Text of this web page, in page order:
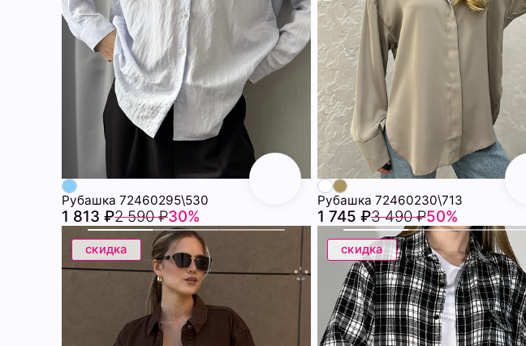
Рубашка 72460295\530
1 813 ₽2 590 ₽30%
Рубашка 72460230\713
1 745 ₽3 490 ₽50%
скидка скидка